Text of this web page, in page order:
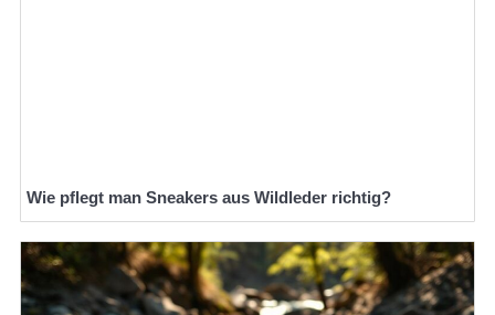
Wie pflegt man Sneakers aus Wildleder richtig?